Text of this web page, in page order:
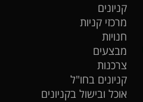
קניונים
מרכזי קניות
חנויות
מבצעים
צרכנות
קניונים בחו"ל
אוכל ובישול בקניונים